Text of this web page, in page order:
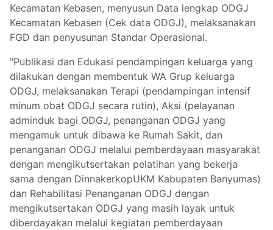
Kecamatan Kebasen, menyusun Data lengkap ODGJ
Kecamatan Kebasen (Cek data ODGJ), melaksanakan
FGD dan penyusunan Standar Operasional.
"Publikasi dan Edukasi pendampingan keluarga yang
dilakukan dengan membentuk WA Grup keluarga
ODGJ, melaksanakan Terapi (pendampingan intensif
minum obat ODGJ secara rutin), Aksi (pelayanan
adminduk bagi ODGJ, penanganan ODGJ yang
mengamuk untuk dibawa ke Rumah Sakit, dan
penanganan ODGJ melalui pemberdayaan masyarakat
dengan mengikutsertakan pelatihan yang bekerja
sama dengan DinnakerkopUKM Kabupaten Banyumas)
dan Rehabilitasi Penanganan ODGJ dengan
mengikutsertakan ODGJ yang masih layak untuk
diberdayakan melalui kegiatan pemberdayaan